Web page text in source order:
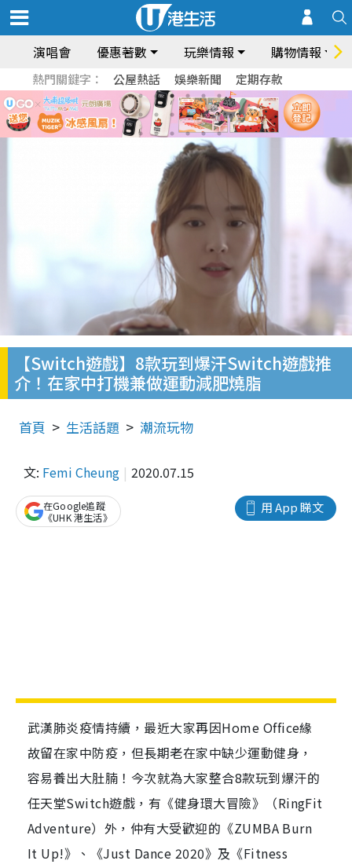
演唱會 優惠著數 玩樂情報 購物情報
熱門關鍵字： 公屋熱話 娛樂新聞 定期存款
【Switch遊戲】8款玩到爆汗Switch遊戲推
介！在家中打機兼做運動減肥燒脂
首頁 生活話題 潮流玩物
文: Femi Cheung 2020.07.15
用 App 睇文
在Google追蹤
《UHK 港生活》
武漢肺炎疫情持續，最近大家再因Home Office緣
故留在家中防疫，但長期老在家中缺少運動健身，
容易養出大肚腩！今次就為大家整合8款玩到爆汗的
任天堂Switch遊戲，有《健身環大冒險》（RingFit
Adventure）外，仲有大受歡迎的《ZUMBA Burn
It Up!》、《Just Dance 2020》及《Fitness